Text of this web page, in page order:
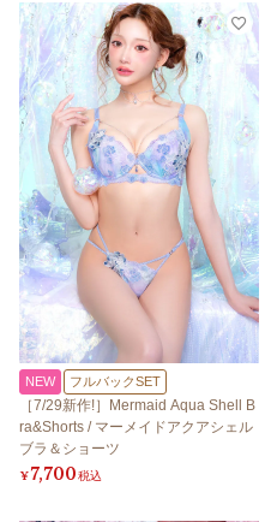
NEW フルバックSET
［7/29新作!］Mermaid Aqua Shell B
ra&Shorts / マーメイドアクアシェル
ブラ＆ショーツ
¥7,700税込